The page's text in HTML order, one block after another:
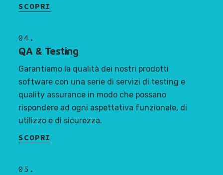
SCOPRI
04.
QA & Testing
Garantiamo la qualità dei nostri prodotti
software con una serie di servizi di testing e
quality assurance in modo che possano
rispondere ad ogni aspettativa funzionale, di
utilizzo e di sicurezza.
SCOPRI
05.